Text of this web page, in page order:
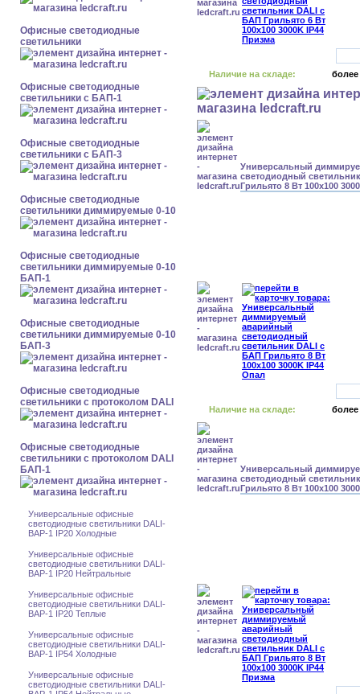
Офисные светодиодные
светильники
Офисные светодиодные
светильники с БАП-1
Офисные светодиодные
светильники с БАП-3
Офисные светодиодные
светильники диммируемые 0-10
Офисные светодиодные
светильники диммируемые 0-10
БАП-1
Офисные светодиодные
светильники диммируемые 0-10
БАП-3
Офисные светодиодные
светильники с протоколом DALI
Офисные светодиодные
светильники с протоколом DALI
БАП-1
Универсальные офисные
светодиодные светильники DALI-
BAP-1 IP20 Холодные
Универсальные офисные
светодиодные светильники DALI-
BAP-1 IP20 Нейтральные
Универсальные офисные
светодиодные светильники DALI-
BAP-1 IP20 Теплые
Универсальные офисные
светодиодные светильники DALI-
BAP-1 IP54 Холодные
Универсальные офисные
светодиодные светильники DALI-
Наличие на складе: более
Универсальный
светодиодный
Грильято 8 Вт 100x100
Наличие на складе: более
Универсальный
светодиодный
Грильято 8 Вт 100x100